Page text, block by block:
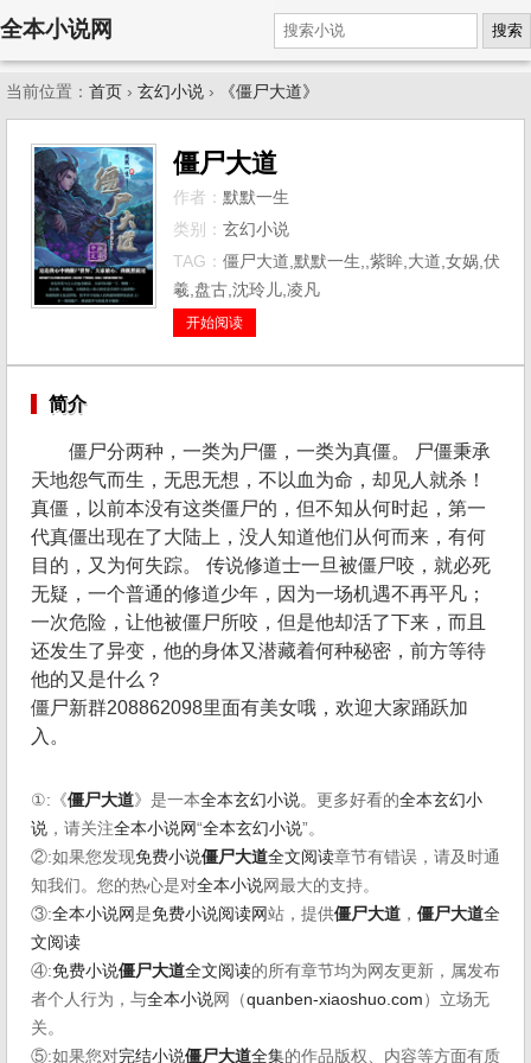
全本小说网 搜索
当前位置： 首页 › 玄幻小说 › 《僵尸大道》
僵尸大道
作者： 默默一生
类别： 玄幻小说
TAG： 僵尸大道,默默一生,,紫眸,大道,女娲,伏
羲,盘古,沈玲儿,凌凡
开始阅读
简介
僵尸分两种，一类为尸僵，一类为真僵。 尸僵秉承
天地怨气而生，无思无想，不以血为命，却见人就杀！
真僵，以前本没有这类僵尸的，但不知从何时起，第一
代真僵出现在了大陆上，没人知道他们从何而来，有何
目的，又为何失踪。 传说修道士一旦被僵尸咬，就必死
无疑，一个普通的修道少年，因为一场机遇不再平凡；
一次危险，让他被僵尸所咬，但是他却活了下来，而且
还发生了异变，他的身体又潜藏着何种秘密，前方等待
他的又是什么？
僵尸新群208862098里面有美女哦，欢迎大家踊跃加
入。
①:《僵尸大道》是一本全本玄幻小说。更多好看的全本玄幻小
说 ，请关注全本小说网“全本玄幻小说”。
②:如果您发现免费小说僵尸大道全文阅读章节有错误，请及时通
知我们。您的热心是对全本小说网最大的支持。
③:全本小说网是免费小说阅读网站，提供僵尸大道 ， 僵尸大道全
文阅读
④:免费小说僵尸大道全文阅读的所有章节均为网友更新，属发布
者个人行为，与全本小说网（quanben-xiaoshuo.com ）立场无
关。
⑤:如果您对完结小说僵尸大道全集的作品版权、内容等方面有质